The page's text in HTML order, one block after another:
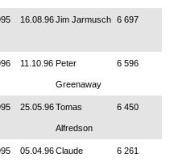
16.08.96Jim Jarmusch 6 697
11.10.96 Peter
Greenaway
6 596
25.05.96Tomas
Alfredson
6 450
05.04.96Claude 6 261